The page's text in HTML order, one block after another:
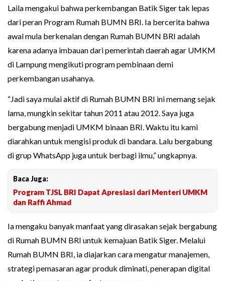
Laila mengakui bahwa perkembangan Batik Siger tak lepas
dari peran Program Rumah BUMN BRI. Ia bercerita bahwa
awal mula berkenalan dengan Rumah BUMN BRI adalah
karena adanya imbauan dari pemerintah daerah agar UMKM
di Lampung mengikuti program pembinaan demi
perkembangan usahanya.
“Jadi saya mulai aktif di Rumah BUMN BRI ini memang sejak
lama, mungkin sekitar tahun 2011 atau 2012. Saya juga
bergabung menjadi UMKM binaan BRI. Waktu itu kami
diarahkan untuk mengisi produk di bandara. Lalu bergabung
di grup WhatsApp juga untuk berbagi ilmu,” ungkapnya.
Baca Juga:
Program TJSL BRI Dapat Apresiasi dari Menteri UMKM
dan Raffi Ahmad
Ia mengaku banyak manfaat yang dirasakan sejak bergabung
di Rumah BUMN BRI untuk kemajuan Batik Siger. Melalui
Rumah BUMN BRI, ia diajarkan cara mengatur manajemen,
strategi pemasaran agar produk diminati, penerapan digital